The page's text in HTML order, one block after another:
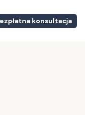
konsultacja